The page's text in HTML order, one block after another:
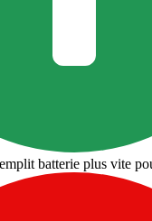
batterie plus vite